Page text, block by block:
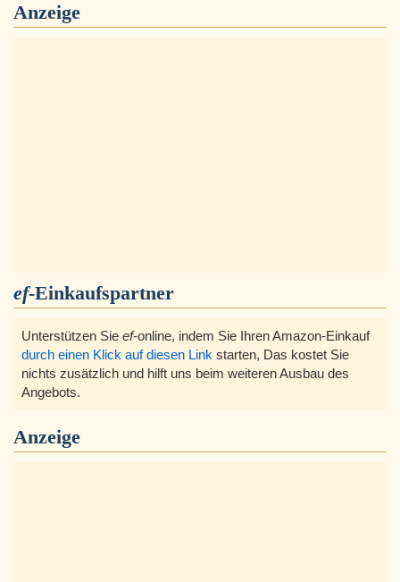
Anzeige
ef-Einkaufspartner
Unterstützen Sie ef-online, indem Sie Ihren Amazon-Einkauf
durch einen Klick auf diesen Link starten, Das kostet Sie
nichts zusätzlich und hilft uns beim weiteren Ausbau des
Angebots.
Anzeige